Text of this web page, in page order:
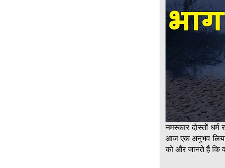
नमस्कार दोस्तों
आज एक अनुभव लिया
को और जानते हैं कि